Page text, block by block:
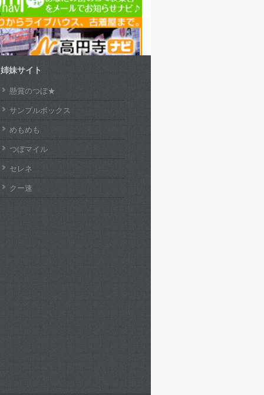
姉妹サイト
懸賞のつぼ★
サンプルボックス
めもめも
つぼマイル
セレネ
クー速